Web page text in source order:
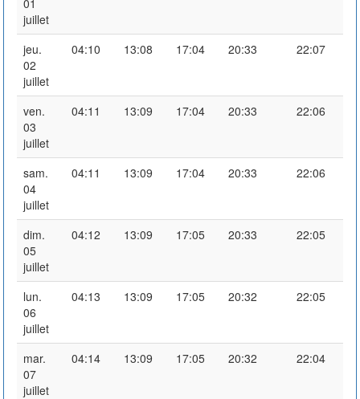
juillet
jeu.
02
juillet
04:10 13:08 17:04 20:33 22:07
ven.
03
juillet
04:11 13:09 17:04 20:33 22:06
sam.
04
juillet
04:11 13:09 17:04 20:33 22:06
dim.
05
juillet
04:12 13:09 17:05 20:33 22:05
lun.
06
juillet
04:13 13:09 17:05 20:32 22:05
mar.
07
juillet
04:14 13:09 17:05 20:32 22:04